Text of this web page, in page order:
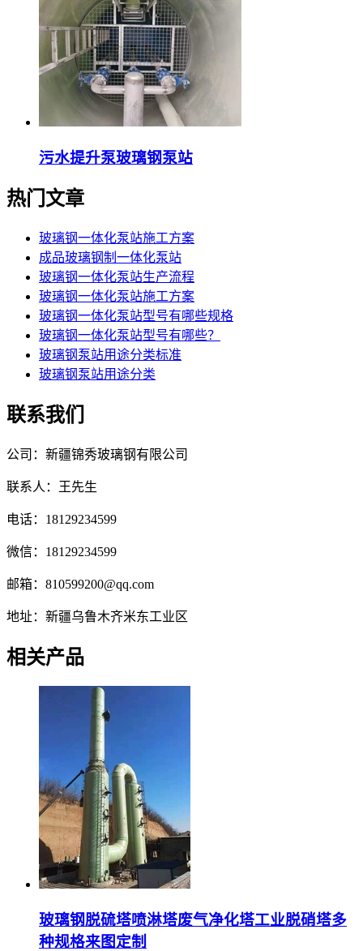
污水提升泵玻璃钢泵站
热门文章
玻璃钢一体化泵站施工方案
成品玻璃钢制一体化泵站
玻璃钢一体化泵站生产流程
玻璃钢一体化泵站施工方案
玻璃钢一体化泵站型号有哪些规格
玻璃钢一体化泵站型号有哪些？
玻璃钢泵站用途分类标准
玻璃钢泵站用途分类
联系我们
公司：新疆锦秀玻璃钢有限公司
联系人：王先生
电话：18129234599
微信：18129234599
邮箱：810599200@qq.com
地址：新疆乌鲁木齐米东工业区
相关产品
玻璃钢脱硫塔喷淋塔废气净化塔工业脱硝塔多
种规格来图定制